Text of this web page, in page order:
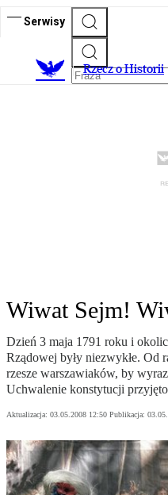
Serwisy
Rzecz o Historii
Wiwat Sejm!
Dzień 3 maja 1791 roku i
Rządowej były niezwykłe. Od
rzesze warszawiaków, by
Uchwalenie konstytucji
Aktualizacja: 03.05.2008 12:50 Publikacja: